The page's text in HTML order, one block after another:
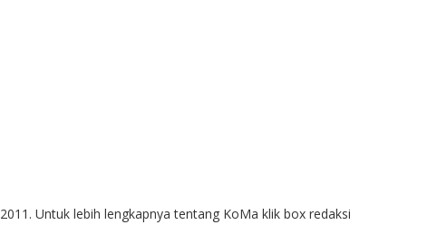
Untuk lebih lengkapnya tentang KoMa klik box redaksi